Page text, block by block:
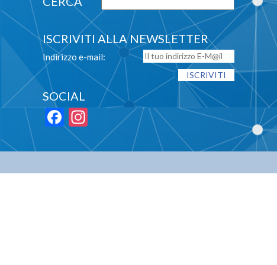
ISCRIVITI ALLA NEWSLETTER
Indirizzo e-mail:
SOCIAL
Facebook
Instagram